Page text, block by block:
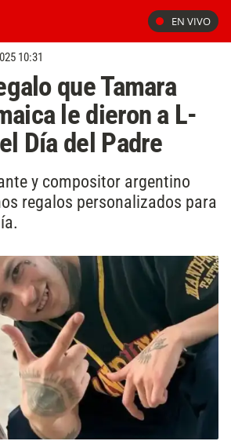
EN VIVO
10:31
que Tamara
le dieron a L-
Día del Padre
y compositor argentino
regalos personalizados para